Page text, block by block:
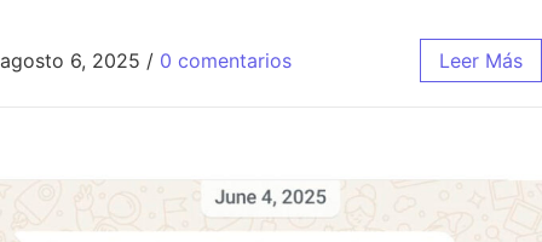
agosto 6, 2025 / 0 comentarios Leer Más